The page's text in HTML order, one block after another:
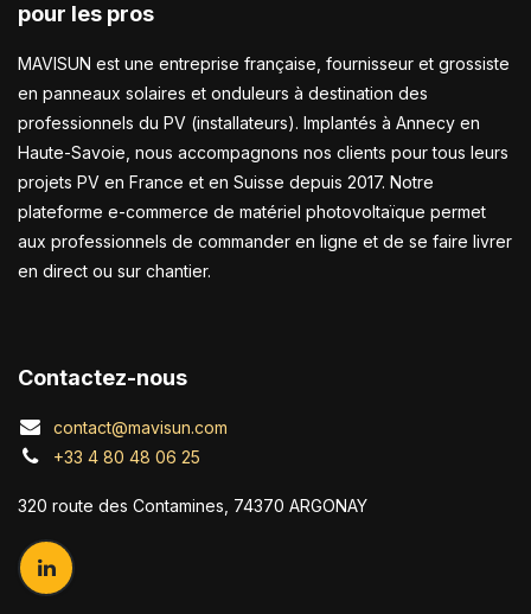
pour les pros
MAVISUN est une entreprise française, fournisseur et grossiste
en panneaux solaires et onduleurs à destination des
professionnels du PV (installateurs). Implantés à Annecy en
Haute-Savoie, nous accompagnons nos clients pour tous leurs
projets PV en France et en Suisse depuis 2017. Notre
plateforme e-commerce de matériel photovoltaïque permet
aux professionnels de commander en ligne et de se faire livrer
en direct ou sur chantier.
Contactez-nous
contact@mavisun.com
+33 4 80 48 06 25
320 route des Contamines, 74370 ARGONAY